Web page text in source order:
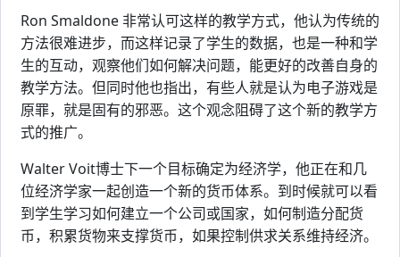
Ron Smaldone 非常认可这样的教学方式，他认为传统的
方法很难进步，而这样记录了学生的数据，也是一种和学
生的互动，观察他们如何解决问题，能更好的改善自身的
教学方法。但同时他也指出，有些人就是认为电子游戏是
原罪，就是固有的邪恶。这个观念阻碍了这个新的教学方
式的推广。
Walter Voit博士下一个目标确定为经济学，他正在和几
位经济学家一起创造一个新的货币体系。到时候就可以看
到学生学习如何建立一个公司或国家，如何制造分配货
币，积累货物来支撑货币，如果控制供求关系维持经济。